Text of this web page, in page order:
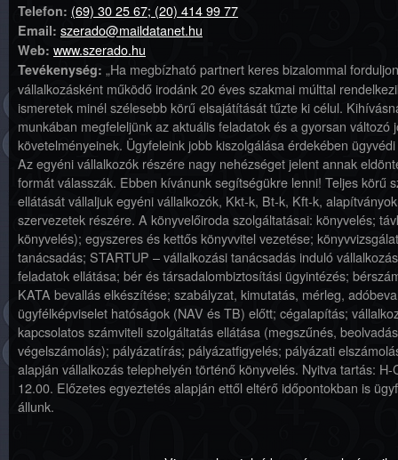
Telefon: (69) 30 25 67; (20) 414 99 77
Email: szerado@maildatanet.hu
Web: www.szerado.hu
Tevékenység: „Ha megbízható partnert keres bizalommal
vállalkozásként működő irodánk 20 éves szakmai múlttal
ismeretek minél szélesebb körű elsajátítását tűzte ki célul.
munkában megfeleljünk az aktuális feladatok és a gyorsan változó
követelményeinek. Ügyfeleink jobb kiszolgálása érdekében
Az egyéni vállalkozók részére nagy nehézséget jelent annak
formát válasszák. Ebben kívánunk segítségükre lenni! Teljes körű
ellátását vállaljuk egyéni vállalkozók, Kkt-k, Bt-k, Kft-k,
szervezetek részére. A könyvelőiroda szolgáltatásai: könyvelés;
könyvelés); egyszeres és kettős könyvvitel vezetése;
tanácsadás; STARTUP – vállalkozási tanácsadás induló
feladatok ellátása; bér és társadalombiztosítási ügyintézés;
KATA bevallás elkészítése; szabályzat, kimutatás, mérleg,
ügyfélképviselet hatóságok (NAV és TB) előtt; cégalapítás;
kapcsolatos számviteli szolgáltatás ellátása (megszűnés,
végelszámolás); pályázatírás; pályázatfigyelés; pályázati
alapján vállalkozás telephelyén történő könyvelés. Nyitva tartás:
12.00. Előzetes egyeztetés alapján ettől eltérő időpontokban is
állunk.